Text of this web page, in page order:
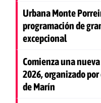
Urbana Monte
programación de
excepcional
Comienza una
2026, organizado
de Marín